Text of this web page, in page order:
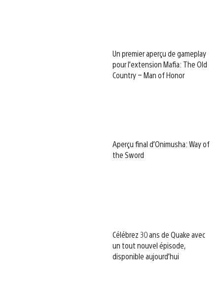
Un premier aperçu de gameplay
pour l’extension Mafia: The Old
Country – Man of Honor
Aperçu final d’Onimusha: Way of
the Sword
Célébrez 30 ans de Quake avec
un tout nouvel épisode,
disponible aujourd’hui